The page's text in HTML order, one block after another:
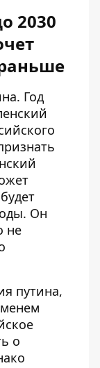
2030
Год
Он
не
путина,
о